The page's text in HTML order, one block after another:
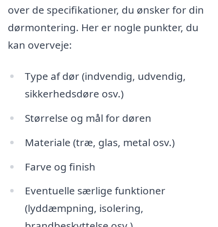
over de specifikationer, du ønsker for din
dørmontering. Her er nogle punkter, du
kan overveje:
Type af dør (indvendig, udvendig,
sikkerhedsdøre osv.)
Størrelse og mål for døren
Materiale (træ, glas, metal osv.)
Farve og finish
Eventuelle særlige funktioner
(lyddæmpning, isolering,